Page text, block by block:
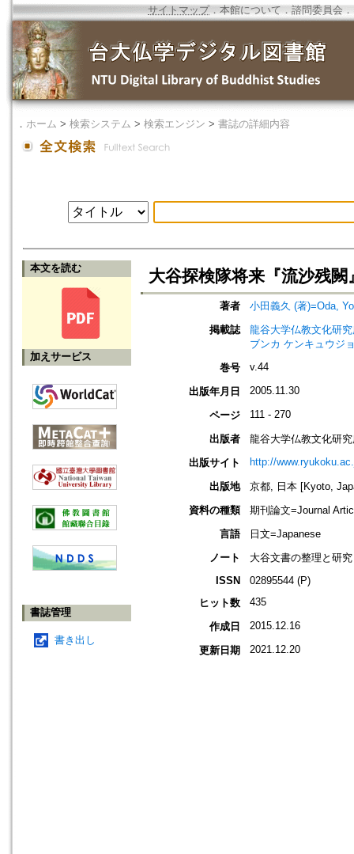
サイトマップ．本館について ． 諮問委員会 ．
． ホーム > 検索システム > 検索エンジン > 書誌の詳細内容
本文を読む
加えサービス
書誌管理
書き出し
大谷探検隊将来『流沙残
著者
小田義久 (著)=Oda,
掲載誌
龍谷大学仏教文化研
ブンカ ケンキュウジ
巻号
v.44
出版年月日 2005.11.30
ページ 111 - 270
出版者
龍谷大学仏教文化研
出版サイト
http://
出版地
京都, 日本 [Kyoto,
資料の種類
期刊論文=Journal
言語
日文=Japanese
ノート
大谷文書の整理と研究
ISSN
02895544 (P)
ヒット数
435
作成日 2015.12.16
更新日期 2021.12.20